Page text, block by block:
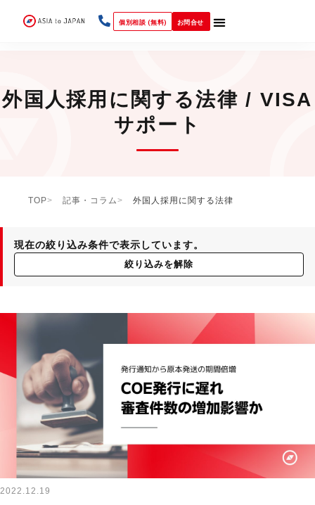
個別相談 (無料) お問合せ
外国人採用に関する法律 / VISA
サポート
TOP 記事・コラム 外国人採用に関する法律
現在の絞り込み条件で表示しています。
絞り込みを解除
2022.12.19